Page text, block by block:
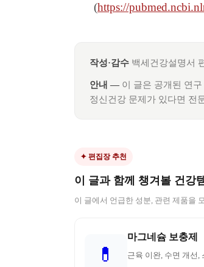
(https://
작성·감수 백세건강설명서
안내 — 이 글은 공개된 연
정신건강 문제가 있다면 전
✦ 편집장 추천
이 글과 함께 챙겨볼 건강템
이 글에서 언급한 성분, 관련 제품을
💊
마그네슘 보충제
근육 이완, 수면 개선,